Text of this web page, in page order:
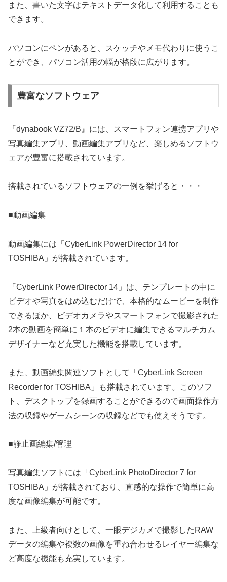
また、書いた文字はテキストデータ化して利用することも
できます。
パソコンにペンがあると、スケッチやメモ代わりに使うこ
とができ、パソコン活用の幅が格段に広がります。
豊富なソフトウェア
『dynabook VZ72/B』には、スマートフォン連携アプリや
写真編集アプリ、動画編集アプリなど、楽しめるソフトウ
ェアが豊富に搭載されています。
搭載されているソフトウェアの一例を挙げると・・・
■動画編集
動画編集には「CyberLink PowerDirector 14 for
TOSHIBA」が搭載されています。
「CyberLink PowerDirector 14」は、テンプレートの中に
ビデオや写真をはめ込むだけで、本格的なムービーを制作
できるほか、ビデオカメラやスマートフォンで撮影された
2本の動画を簡単に１本のビデオに編集できるマルチカム
デザイナーなど充実した機能を搭載しています。
また、動画編集関連ソフトとして「CyberLink Screen
Recorder for TOSHIBA」も搭載されています。このソフ
ト、デスクトップを録画することができるので画面操作方
法の収録やゲームシーンの収録などでも使えそうです。
■静止画編集/管理
写真編集ソフトには「CyberLink PhotoDirector 7 for
TOSHIBA」が搭載されており、直感的な操作で簡単に高
度な画像編集が可能です。
また、上級者向けとして、一眼デジカメで撮影したRAW
データの編集や複数の画像を重ね合わせるレイヤー編集な
ど高度な機能も充実しています。